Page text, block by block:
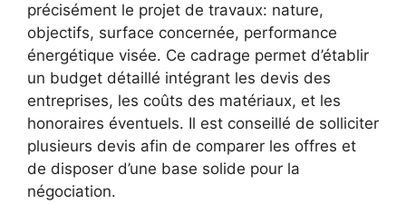
précisément le projet de travaux: nature,
objectifs, surface concernée, performance
énergétique visée. Ce cadrage permet d’établir
un budget détaillé intégrant les devis des
entreprises, les coûts des matériaux, et les
honoraires éventuels. Il est conseillé de solliciter
plusieurs devis afin de comparer les offres et
de disposer d’une base solide pour la
négociation.